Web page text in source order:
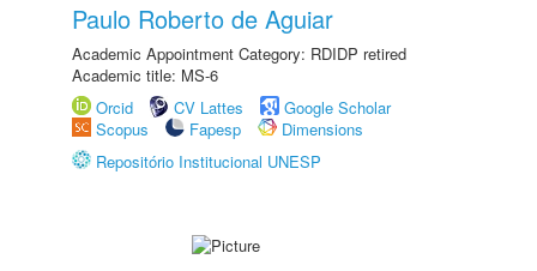
Paulo Roberto de Aguiar
Academic Appointment Category: RDIDP retired
Academic title: MS-6
Orcid
CV Lattes
Google Scholar
Scopus
Fapesp
Dimensions
Repositório Institucional UNESP